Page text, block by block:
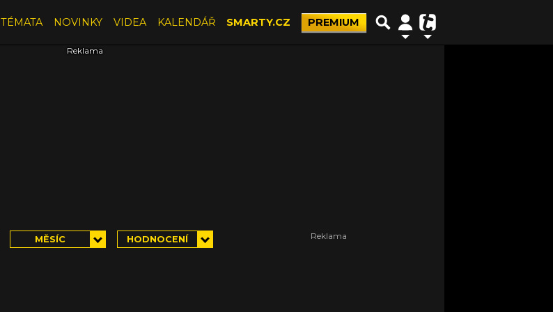
TÉMATA NOVINKY VIDEA KALENDÁŘ SMARTY.CZ PREMIUM
MĚSÍC HODNOCENÍ